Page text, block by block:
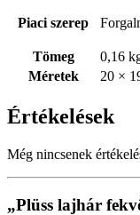
Piaci szerep
Tömeg
0,16
Méretek
20 ×
Értékelések
Még nincsenek
„Plüss lajhár